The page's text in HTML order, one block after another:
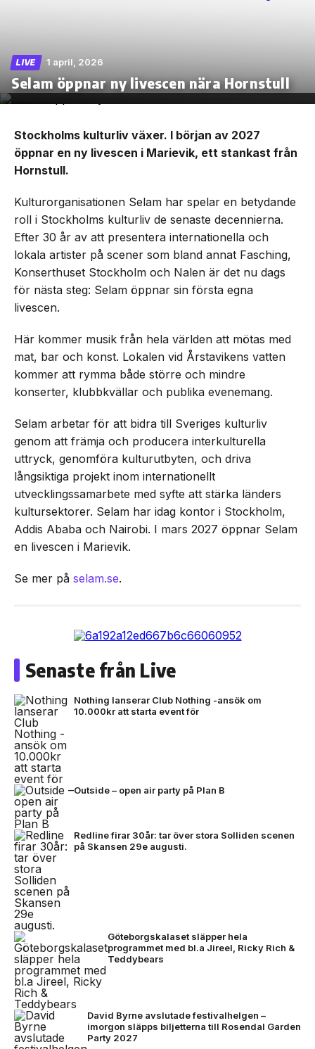
Skip
the
LIVE 1 april, 2026
Selam öppnar ny livescen nära Hornstull
Stockholms kulturliv växer. I början av 2027
öppnar en ny livescen i Marievik, ett stankast från
Hornstull.
Kulturorganisationen Selam har spelar en betydande
roll i Stockholms kulturliv de senaste decennierna.
Efter 30 år av att presentera internationella och
lokala artister på scener som bland annat Fasching,
Konserthuset Stockholm och Nalen är det nu dags
för nästa steg: Selam öppnar sin första egna
livescen.
Här kommer musik från hela världen att mötas med
mat, bar och konst. Lokalen vid Årstavikens vatten
kommer att rymma både större och mindre
konserter, klubbkvällar och publika evenemang.
Selam arbetar för att bidra till Sveriges kulturliv
genom att främja och producera interkulturella
uttryck, genomföra kulturutbyten, och driva
långsiktiga projekt inom internationellt
utvecklingssamarbete med syfte att stärka länders
kultursektorer. Selam har idag kontor i Stockholm,
Addis Ababa och Nairobi. I mars 2027 öppnar Selam
en livescen i Marievik.
Se mer på selam.se.
Senaste från Live
Nothing lanserar Club Nothing -ansök om
10.000kr att starta event för
Outside – open air party på Plan B
Redline firar 30år: tar över stora Solliden scenen
på Skansen 29e augusti.
Göteborgskalaset släpper hela
programmet med bl.a Jireel, Ricky Rich &
Teddybears
David Byrne avslutade festivalhelgen –
imorgon släpps biljetterna till Rosendal Garden
Party 2027